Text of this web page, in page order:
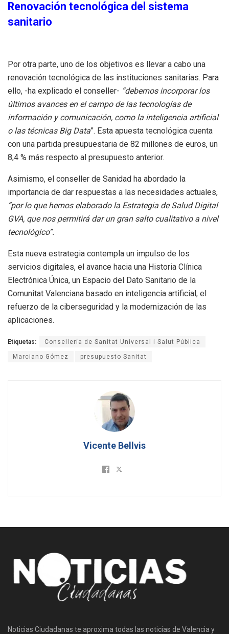
Renovación tecnológica del sistema
sanitario
Por otra parte, uno de los objetivos es llevar a cabo una
renovación tecnológica de las instituciones sanitarias. Para
ello, -ha explicado el conseller- “debemos incorporar los
últimos avances en el campo de las tecnologías de
información y comunicación, como la inteligencia artificial
o las técnicas Big Data”. Esta apuesta tecnológica cuenta
con una partida presupuestaria de 82 millones de euros, un
8,4 % más respecto al presupuesto anterior.
Asimismo, el conseller de Sanidad ha abordado la
importancia de dar respuestas a las necesidades actuales,
“por lo que hemos elaborado la Estrategia de Salud Digital
GVA, que nos permitirá dar un gran salto cualitativo a nivel
tecnológico”.
Esta nueva estrategia contempla un impulso de los
servicios digitales, el avance hacia una Historia Clínica
Electrónica Única, un Espacio del Dato Sanitario de la
Comunitat Valenciana basado en inteligencia artificial, el
refuerzo de la ciberseguridad y la modernización de las
aplicaciones.
Etiquetas: Consellería de Sanitat Universal i Salut Pública
Marciano Gómez presupuesto Sanitat
Vicente Bellvis
Noticias Ciudadanas te aproxima todas las noticias de Valencia y